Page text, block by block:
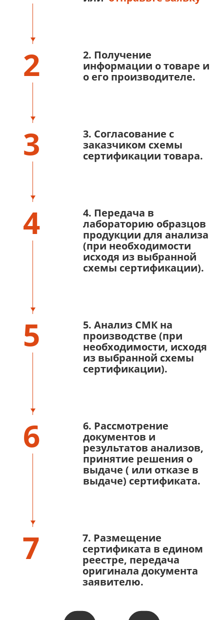
2
2. Получение
информации о товаре и
о его производителе.
3
3. Согласование с
заказчиком схемы
сертификации товара.
4
4. Передача в
лабораторию образцов
продукции для анализа
(при необходимости
исходя из выбранной
схемы сертификации).
5
5. Анализ СМК на
производстве (при
необходимости, исходя
из выбранной схемы
сертификации).
6
6. Рассмотрение
документов и
результатов анализов,
принятие решения о
выдаче ( или отказе в
выдаче) сертификата.
7
7. Размещение
сертификата в едином
реестре, передача
оригинала документа
заявителю.